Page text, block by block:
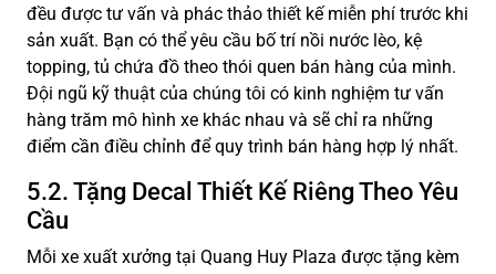
đều được tư vấn và phác thảo thiết kế miễn phí trước khi
sản xuất. Bạn có thể yêu cầu bố trí nồi nước lèo, kệ
topping, tủ chứa đồ theo thói quen bán hàng của mình.
Đội ngũ kỹ thuật của chúng tôi có kinh nghiệm tư vấn
hàng trăm mô hình xe khác nhau và sẽ chỉ ra những
điểm cần điều chỉnh để quy trình bán hàng hợp lý nhất.
5.2. Tặng Decal Thiết Kế Riêng Theo Yêu
Cầu
Mỗi xe xuất xưởng tại Quang Huy Plaza được tặng kèm